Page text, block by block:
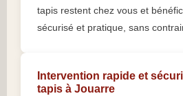
tapis restent chez vous et
sécurisé et pratique, sans
Intervention rapide et
tapis à Jouarre